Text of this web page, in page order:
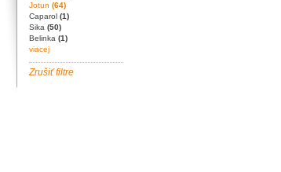
Jotun (64)
Caparol (1)
Sika (50)
Belinka (1)
viacej
Zrušiť filtre